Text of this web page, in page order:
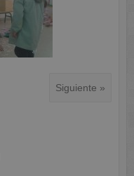
Siguiente »